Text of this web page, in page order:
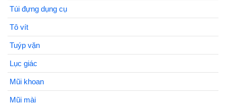
Túi đựng dụng cụ
Tô vít
Tuýp vặn
Lục giác
Mũi khoan
Mũi mài